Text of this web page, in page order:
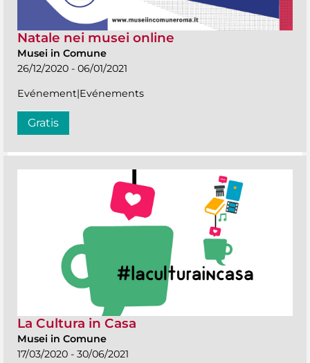
Natale nei musei online
Musei in Comune
26/12/2020 - 06/01/2021
Evénement|Evénements
Gratis
La Cultura in Casa
Musei in Comune
17/03/2020 - 30/06/2021